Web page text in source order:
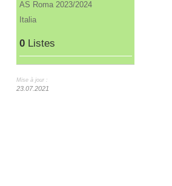
AS Roma 2023/2024
Italia
0Listes
Mise à jour :
23.07.2021